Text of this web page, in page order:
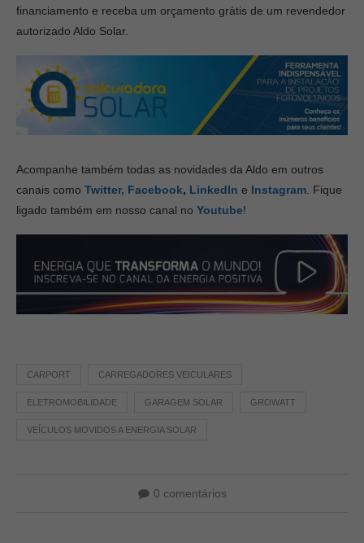
financiamento e receba um orçamento grátis de um revendedor
autorizado Aldo Solar.
Acompanhe também todas as novidades da Aldo em outros
canais como Twitter, Facebook, LinkedIn e Instagram . Fique
ligado também em nosso canal no Youtube!
CARPORT CARREGADORES VEICULARES
ELETROMOBILIDADE GARAGEM SOLAR GROWATT
VEÍCULOS MOVIDOS A ENERGIA SOLAR
0 comentários